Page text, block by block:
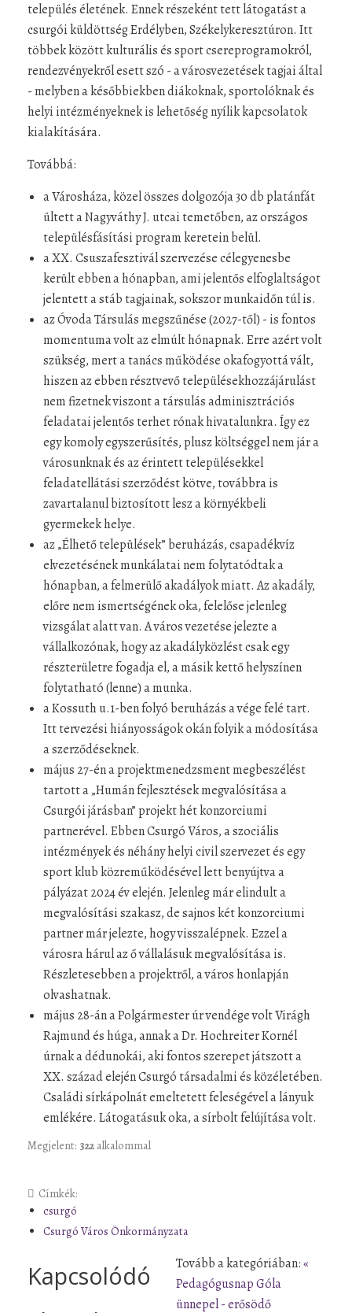
település életének. Ennek részeként tett látogatást a
csurgói küldöttség Erdélyben, Székelykeresztúron. Itt
többek között kulturális és sport csereprogramokról,
rendezvényekről esett szó - a városvezetések tagjai által
- melyben a későbbiekben diákoknak, sportolóknak és
helyi intézményeknek is lehetőség nyílik kapcsolatok
kialakítására.
Továbbá:
a Városháza, közel összes dolgozója 30 db platánfát
ültett a Nagyváthy J. utcai temetőben, az országos
településfásítási program keretein belül.
a XX. Csuszafesztivál szervezése célegyenesbe
került ebben a hónapban, ami jelentős elfoglaltságot
jelentett a stáb tagjainak, sokszor munkaidőn túl is.
az Óvoda Társulás megszűnése (2027-től) - is fontos
momentuma volt az elmúlt hónapnak. Erre azért volt
szükség, mert a tanács működése okafogyottá vált,
hiszen az ebben résztvevő településekhozzájárulást
nem fizetnek viszont a társulás adminisztrációs
feladatai jelentős terhet rónak hivatalunkra. Így ez
egy komoly egyszerűsítés, plusz költséggel nem jár a
városunknak és az érintett településekkel
feladatellátási szerződést kötve, továbbra is
zavartalanul biztosított lesz a környékbeli
gyermekek helye.
az „Élhető települések” beruházás, csapadékvíz
elvezetésének munkálatai nem folytatódtak a
hónapban, a felmerülő akadályok miatt. Az akadály,
előre nem ismertségének oka, felelőse jelenleg
vizsgálat alatt van. A város vezetése jelezte a
vállalkozónak, hogy az akadályközlést csak egy
részterületre fogadja el, a másik kettő helyszínen
folytatható (lenne) a munka.
a Kossuth u.1-ben folyó beruházás a vége felé tart.
Itt tervezési hiányosságok okán folyik a módosítása
a szerződéseknek.
május 27-én a projektmenedzsment megbeszélést
tartott a „Humán fejlesztések megvalósítása a
Csurgói járásban” projekt hét konzorciumi
partnerével. Ebben Csurgó Város, a szociális
intézmények és néhány helyi civil szervezet és egy
sport klub közreműködésével lett benyújtva a
pályázat 2024 év elején. Jelenleg már elindult a
megvalósítási szakasz, de sajnos két konzorciumi
partner már jelezte, hogy visszalépnek. Ezzel a
városra hárul az ő vállalásuk megvalósítása is.
Részletesebben a projektről, a város honlapján
olvashatnak.
május 28-án a Polgármester úr vendége volt Virágh
Rajmund és húga, annak a Dr. Hochreiter Kornél
úrnak a dédunokái, aki fontos szerepet játszott a
XX. század elején Csurgó társadalmi és közéletében.
Családi sírkápolnát emeltetett feleségével a lányuk
emlékére. Látogatásuk oka, a sírbolt felújítása volt.
Megjelent: 322 alkalommal
Címkék:
csurgó
Csurgó Város Önkormányzata
Kapcsolódó
Tovább a kategóriában:«
PedagógusnapGóla
ünnepel - erősödő